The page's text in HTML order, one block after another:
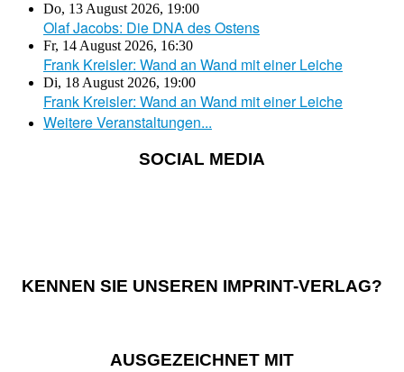
Do, 13 August 2026, 19:00
Olaf Jacobs: Die DNA des Ostens
Fr, 14 August 2026, 16:30
Frank Kreisler: Wand an Wand mit einer Leiche
Di, 18 August 2026, 19:00
Frank Kreisler: Wand an Wand mit einer Leiche
Weitere Veranstaltungen...
SOCIAL MEDIA
KENNEN SIE UNSEREN IMPRINT-VERLAG?
AUSGEZEICHNET MIT